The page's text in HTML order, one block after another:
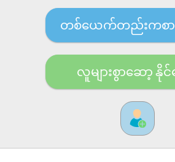
တစ်ယေက်တည်းကစာ
လူများစွာဆော့ နို